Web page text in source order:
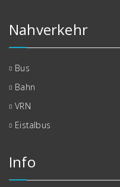
Nahverkehr
Bus
Bahn
VRN
Eistalbus
Info